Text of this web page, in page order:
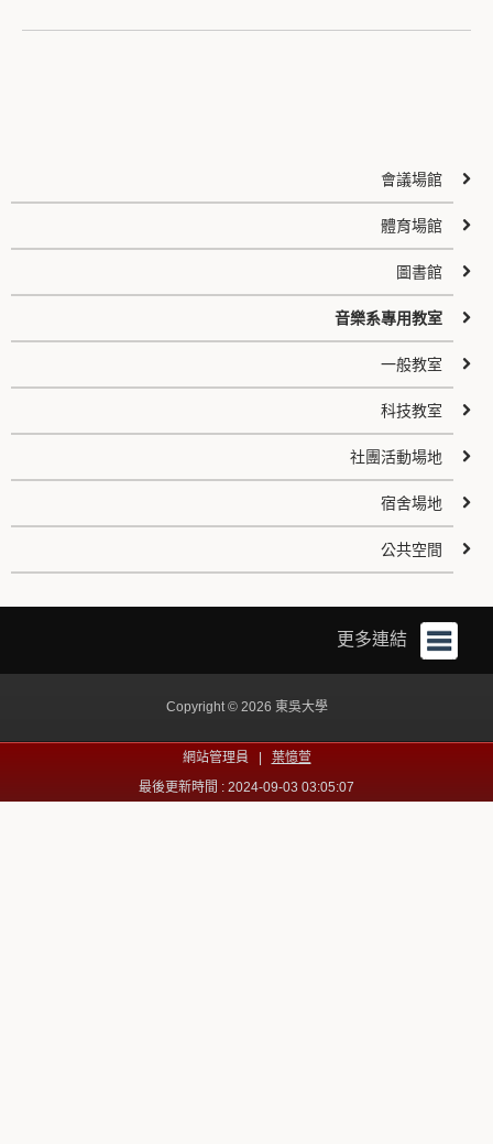
會議場館
體育場館
圖書館
音樂系專用教室
一般教室
科技教室
社團活動場地
宿舍場地
公共空間
更多連結
Copyright © 2026 東吳大學
網站管理員 | 葉憶萱
最後更新時間 : 2024-09-03 03:05:07